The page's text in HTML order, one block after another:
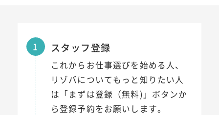
1 スタッフ登録
これからお仕事選びを始める人、
リゾバについてもっと知りたい人
は「まずは登録（無料)」ボタンか
ら登録予約をお願いします。